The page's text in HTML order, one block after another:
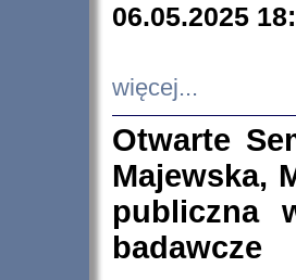
06.05.2025
więcej...
Otwarte
Majewska,
publiczna
badawcze